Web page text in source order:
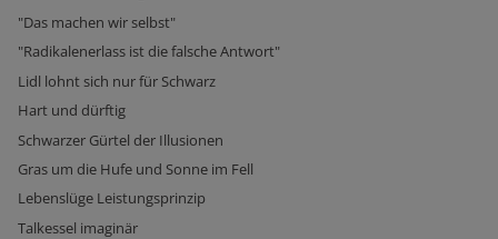
"Das machen wir selbst"
"Radikalenerlass ist die falsche Antwort"
Lidl lohnt sich nur für Schwarz
Hart und dürftig
Schwarzer Gürtel der Illusionen
Gras um die Hufe und Sonne im Fell
Lebenslüge Leistungsprinzip
Talkessel imaginär